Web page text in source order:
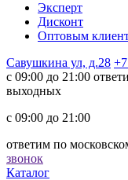
Эксперт
Дисконт
Оптовым
Савушкина ул, д.28
c 09:00 до 21:00
выходных
c 09:00 до 21:00
ответим по
звонок
Каталог